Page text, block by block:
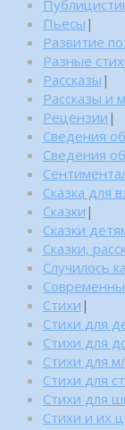
Пьесы |
Развитие
Разные
Рассказы |
Рассказы и
Рецензии |
Сведения
Сведения
Сказка для
Сказки |
Сказки
Сказки,
Случилось
Стихи |
Стихи для
Стихи для
Стихи для
Стихи для
Стихи для
Стихи и их